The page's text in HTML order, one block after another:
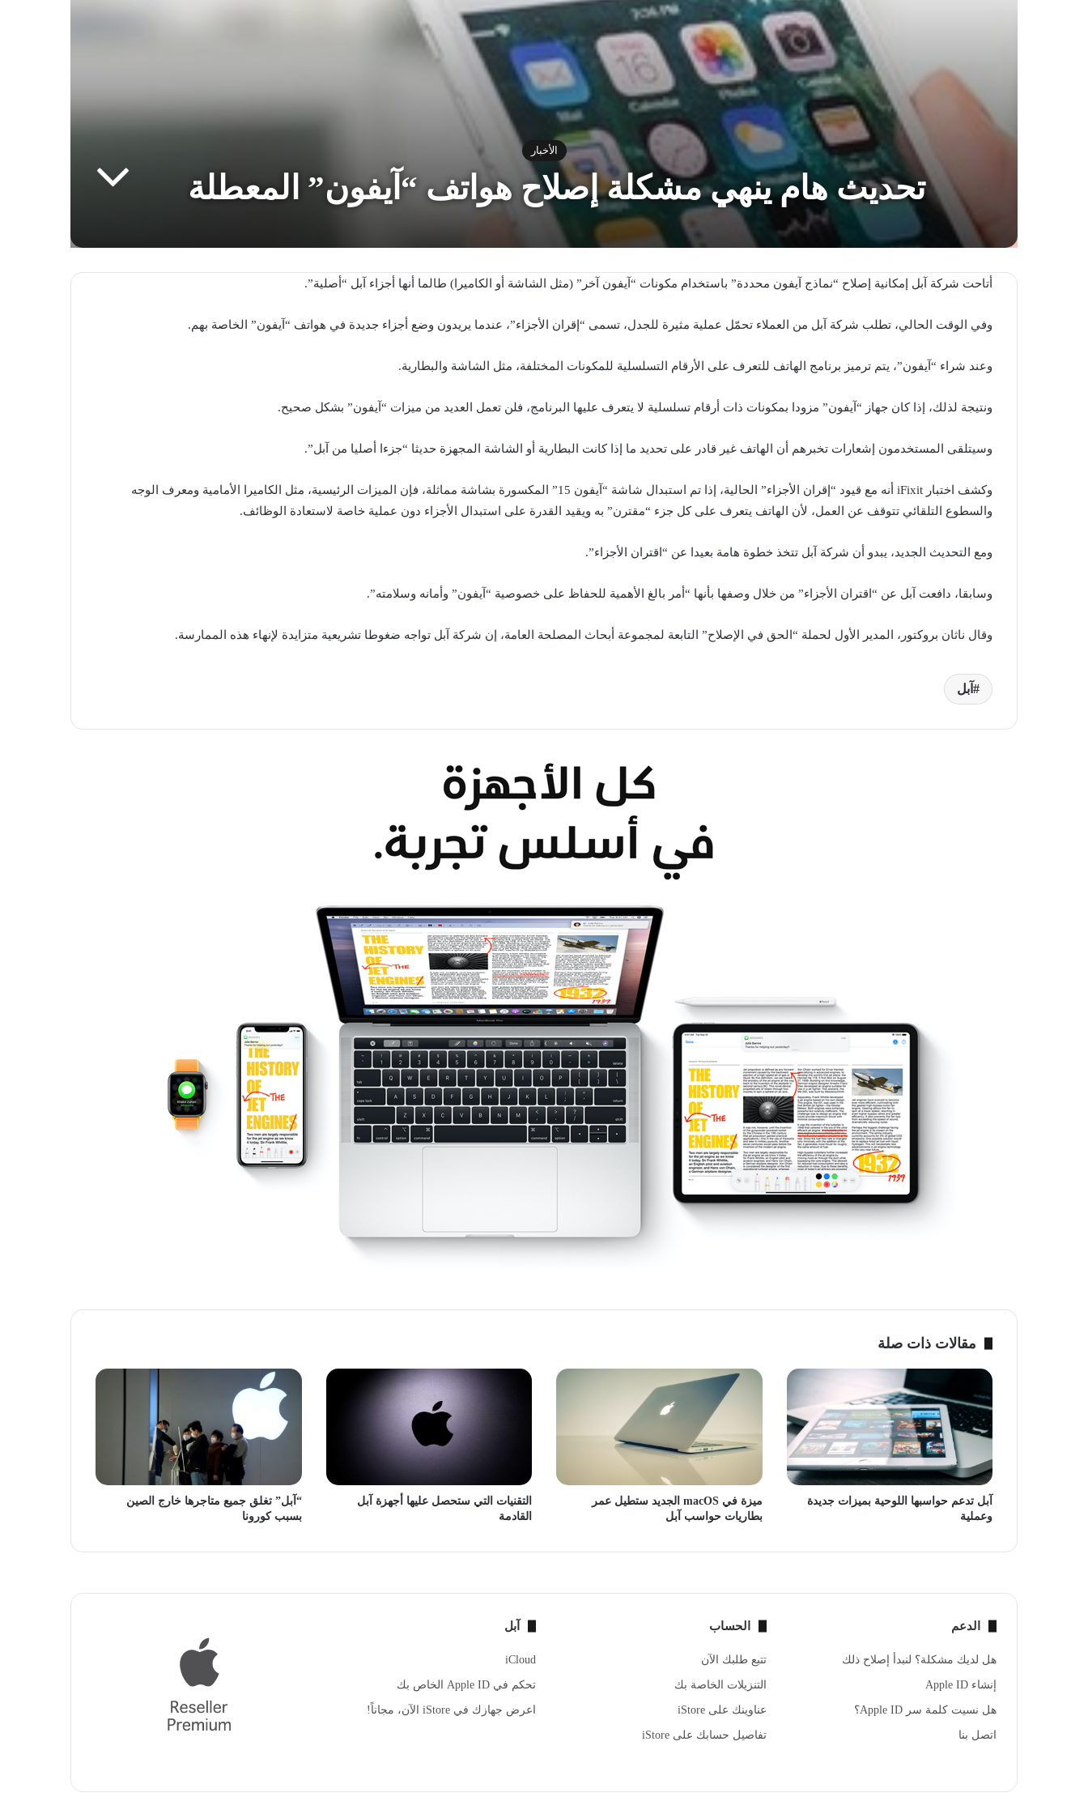
الأخبار
تحديث هام ينهي مشكلة إصلاح هواتف “آيفون” المعطلة
أتاحت شركة آبل إمكانية إصلاح “نماذج آيفون محددة” باستخدام مكونات “آيفون آخر” (مثل الشاشة أو الكاميرا) طالما أنها أجزاء آبل “أصلية”.
وفي الوقت الحالي، تطلب شركة آبل من العملاء تحمّل عملية مثيرة للجدل، تسمى “إقران الأجزاء”، عندما يريدون وضع أجزاء جديدة في هواتف “آيفون” الخاصة بهم.
وعند شراء “آيفون”، يتم ترميز برنامج الهاتف للتعرف على الأرقام التسلسلية للمكونات المختلفة، مثل الشاشة والبطارية.
ونتيجة لذلك، إذا كان جهاز “آيفون” مزودا بمكونات ذات أرقام تسلسلية لا يتعرف عليها البرنامج، فلن تعمل العديد من ميزات “آيفون” بشكل صحيح.
وسيتلقى المستخدمون إشعارات تخبرهم أن الهاتف غير قادر على تحديد ما إذا كانت البطارية أو الشاشة المجهزة حديثا “جزءا أصليا من آبل”.
وكشف اختبار iFixit أنه مع قيود “إقران الأجزاء” الحالية، إذا تم استبدال شاشة “آيفون 15” المكسورة بشاشة مماثلة، فإن الميزات الرئيسية، مثل الكاميرا الأمامية ومعرف الوجه
والسطوع التلقائي تتوقف عن العمل، لأن الهاتف يتعرف على كل جزء “مقترن” به ويقيد القدرة على استبدال الأجزاء دون عملية خاصة لاستعادة الوظائف.
ومع التحديث الجديد، يبدو أن شركة آبل تتخذ خطوة هامة بعيدا عن “اقتران الأجزاء”.
وسابقا، دافعت آبل عن “اقتران الأجزاء” من خلال وصفها بأنها “أمر بالغ الأهمية للحفاظ على خصوصية “آيفون” وأمانه وسلامته”.
وقال ناثان بروكتور، المدير الأول لحملة “الحق في الإصلاح” التابعة لمجموعة أبحاث المصلحة العامة، إن شركة آبل تواجه ضغوطا تشريعية متزايدة لإنهاء هذه الممارسة.
آبل
مقالات ذات صلة
آبل تدعم حواسبها اللوحية بميزات جديدة
وعملية
ميزة في macOS الجديد ستطيل عمر
بطاريات حواسب آبل
التقنيات التي ستحصل عليها أجهزة آبل
القادمة
“آبل” تغلق جميع متاجرها خارج الصين
بسبب كورونا
الدعم
هل لديك مشكلة؟ لنبدأ إصلاح ذلك
إنشاء Apple ID
هل نسيت كلمة سر Apple ID؟
اتصل بنا
الحساب
تتبع طلبك الآن
التنزيلات الخاصة بك
عناوينك على iStore
تفاصيل حسابك على iStore
آبل
iCloud
تحكم في Apple ID الخاص بك
اعرض جهازك في iStore الآن، مجاناً!